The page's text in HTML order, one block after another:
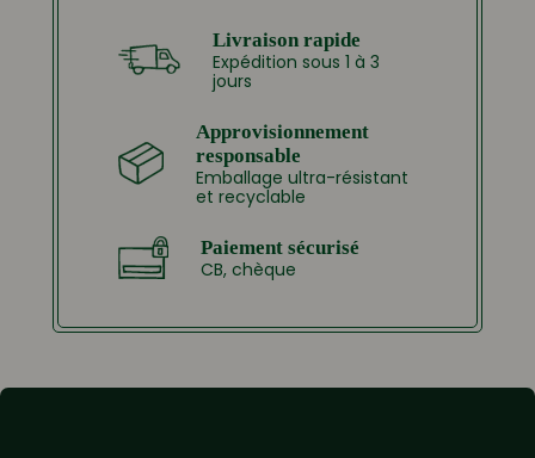
Livraison rapide
Expédition sous 1 à 3
jours
Approvisionnement
responsable
Emballage ultra-résistant
et recyclable
Paiement sécurisé
CB, chèque